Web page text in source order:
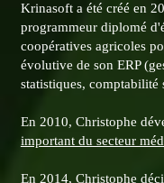
Krinasoft a été créé en
programmeur diplomé
coopératives agricoles
évolutive de son ERP
statistiques, comptabilité
En 2010, Christophe
important du secteur
En 2014, Christophe